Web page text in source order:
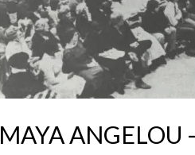
MAYA ANGELOU